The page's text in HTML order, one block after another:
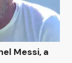
Messi, a